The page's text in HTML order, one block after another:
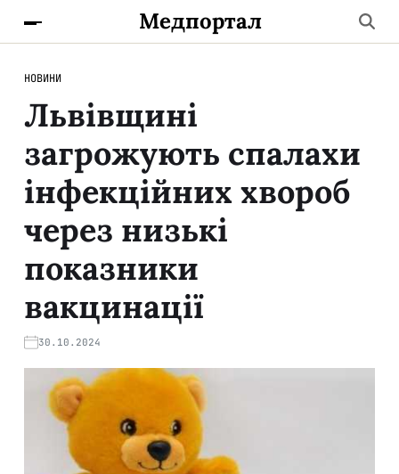
Медпортал
НОВИНИ
Львівщині
загрожують спалахи
інфекційних хвороб
через низькі
показники
вакцинації
30.10.2024